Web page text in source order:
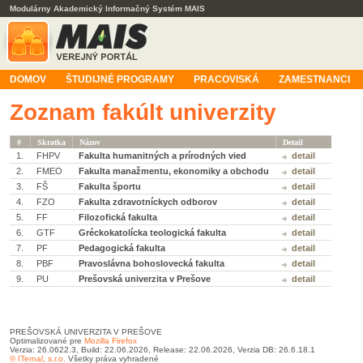
Modulárny Akademický Informačný Systém MAIS
DOMOV ŠTUDIJNÉ PROGRAMY PRACOVISKÁ ZAMESTNANCI
Zoznam fakúlt univerzity
# Skratka Názov Detail
1. FHPV Fakulta humanitných a prírodných vied
detail
2.
FMEO Fakulta manažmentu, ekonomiky a obchodu
detail
3.
FŠ Fakulta športu
detail
4.
FZO Fakulta zdravotníckych odborov
detail
5.
FF Filozofická fakulta
detail
6.
GTF Gréckokatolícka teologická fakulta
detail
7.
PF Pedagogická fakulta
detail
8.
PBF Pravoslávna bohoslovecká fakulta
detail
9.
PU Prešovská univerzita v Prešove detail
PREŠOVSKÁ UNIVERZITA V PREŠOVE
Optimalizované pre Mozilla Firefox
Verzia: 26.0622.3, Build: 22.06.2026, Release: 22.06.2026, Verzia DB: 26.6.18.1
© ITernal, s.r.o. Všetky práva vyhradené